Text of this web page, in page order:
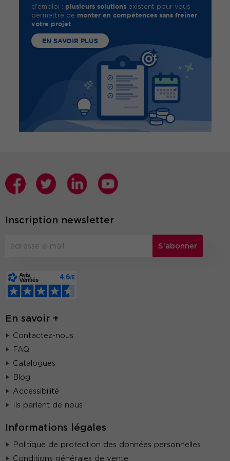
d'emploi : plusieurs solutionsexistent pour vous
permettre de monter en compétences sans freiner
votre projet.
EN SAVOIR PLUS
Inscription newsletter
S'abonner
En savoir +
Contactez-nous
FAQ
Catalogues
Blog
Accessibilité
Ils parlent de nous
Informations légales
Politique de protection des données personnelles
Conditions générales de vente